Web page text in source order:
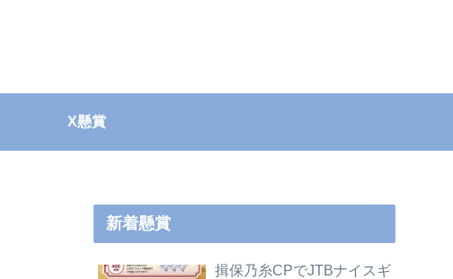
X懸賞
新着懸賞
揖保乃糸CPでJTBナイスギ